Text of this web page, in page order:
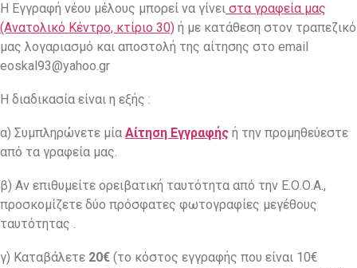
Η Εγγραφή νέου μέλους μπορεί να γίνει στα γραφεία μας
(Ανατολικό Κέντρο, κτίριο 30) ή με κατάθεση στον τραπεζικό
μας λογαριασμό και αποστολή της αίτησης στο email
eoskal93@yahoo.gr
Η διαδικασία είναι η εξής :
α) Συμπληρώνετε μία Αίτηση Εγγραφής ή την προμηθεύεστε
από τα γραφεία μας.
β) Αν επιθυμείτε ορειβατική ταυτότητα από την Ε.Ο.Ο.Α.,
προσκομίζετε δύο πρόσφατες φωτογραφίες μεγέθους
ταυτότητας .
γ) Καταβάλετε 20€ (το κόστος εγγραφής που είναι 10€